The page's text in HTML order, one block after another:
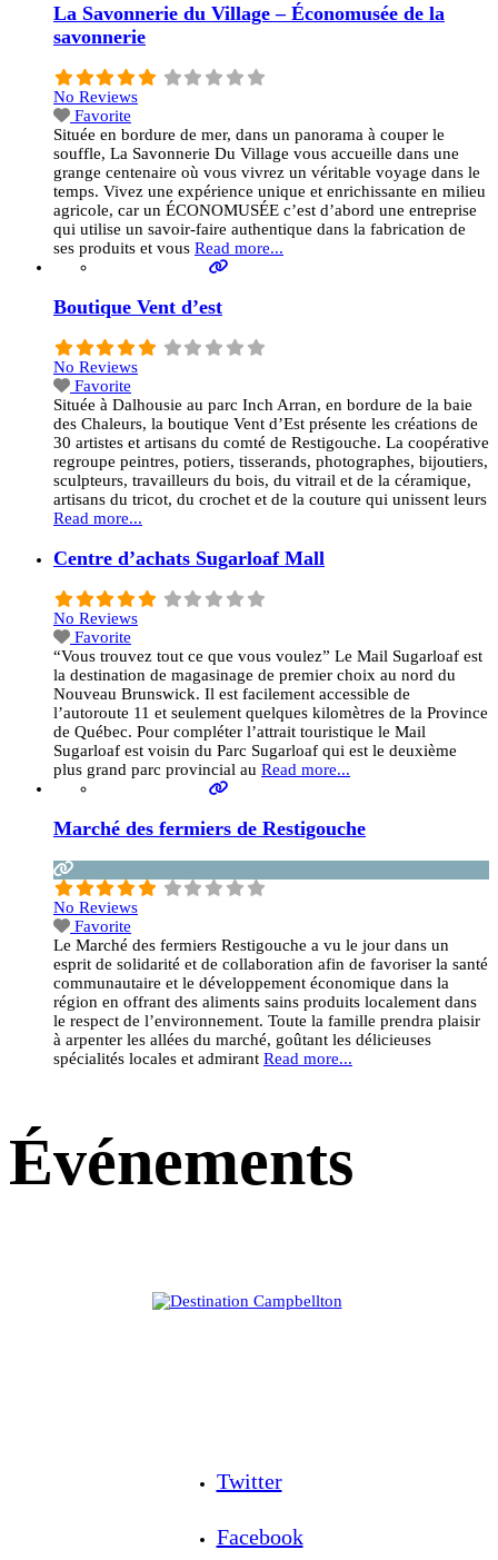
La Savonnerie du Village – Économusée de la
savonnerie
No Reviews
Favorite
Située en bordure de mer, dans un panorama à couper le
souffle, La Savonnerie Du Village vous accueille dans une
grange centenaire où vous vivrez un véritable voyage dans le
temps. Vivez une expérience unique et enrichissante en milieu
agricole, car un ÉCONOMUSÉE c’est d’abord une entreprise
qui utilise un savoir-faire authentique dans la fabrication de
ses produits et vous Read more...
Boutique Vent d’est
No Reviews
Favorite
Située à Dalhousie au parc Inch Arran, en bordure de la baie
des Chaleurs, la boutique Vent d’Est présente les créations de
30 artistes et artisans du comté de Restigouche. La coopérative
regroupe peintres, potiers, tisserands, photographes, bijoutiers,
sculpteurs, travailleurs du bois, du vitrail et de la céramique,
artisans du tricot, du crochet et de la couture qui unissent leurs
Read more...
Centre d’achats Sugarloaf Mall
No Reviews
Favorite
“Vous trouvez tout ce que vous voulez” Le Mail Sugarloaf est
la destination de magasinage de premier choix au nord du
Nouveau Brunswick. Il est facilement accessible de
l’autoroute 11 et seulement quelques kilomètres de la Province
de Québec. Pour compléter l’attrait touristique le Mail
Sugarloaf est voisin du Parc Sugarloaf qui est le deuxième
plus grand parc provincial au Read more...
Marché des fermiers de Restigouche
No Reviews
Favorite
Le Marché des fermiers Restigouche a vu le jour dans un
esprit de solidarité et de collaboration afin de favoriser la santé
communautaire et le développement économique dans la
région en offrant des aliments sains produits localement dans
le respect de l’environnement. Toute la famille prendra plaisir
à arpenter les allées du marché, goûtant les délicieuses
spécialités locales et admirant Read more...
Événements
Twitter
Facebook